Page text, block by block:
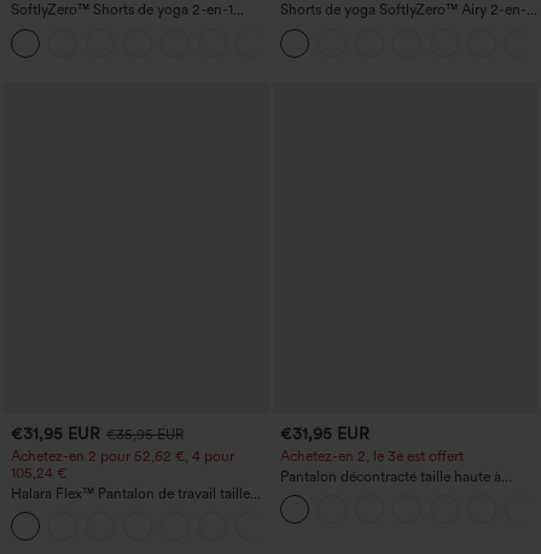
SoftlyZero™ Shorts de yoga 2-en-1
InstantCool, super taille haute, aérés, 5''
avec poches — longueur allongée
Shorts de yoga SoftlyZero™ Airy 2-en-1
InstantCool, super taille haute, 7" avec
poches
€31,95 EUR €35,95 EUR
Achetez-en 2 pour 52,62 €, 4 pour
105,24 €
Halara Flex™ Pantalon de travail taille
haute sculptant la silhouette, gainant la
taille, avec poches, jambe large en
micro-gaufre
€31,95 EUR
Achetez-en 2, le 3e est offert
Pantalon décontracté taille haute à
cordon, coupe large en mélange de lin,
avec poches